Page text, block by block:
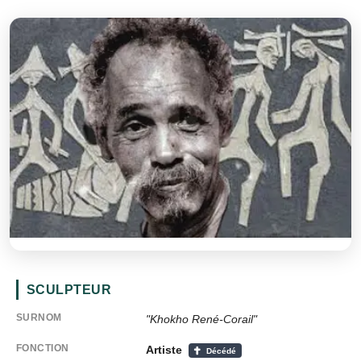
SCULPTEUR
SURNOM "Khokho René-Corail"
FONCTION Artiste Décédé